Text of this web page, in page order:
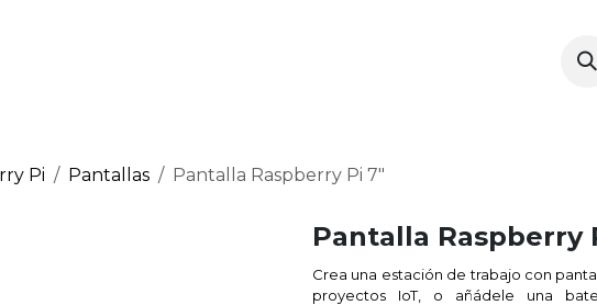
Pi Pantallas Pantalla Raspberry Pi 7"
Pantalla Raspberry
Crea una estación de trabajo con
proyectos IoT, o añádele una